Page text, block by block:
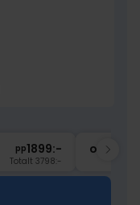
pp1899:-
Totalt 3798:-
okt